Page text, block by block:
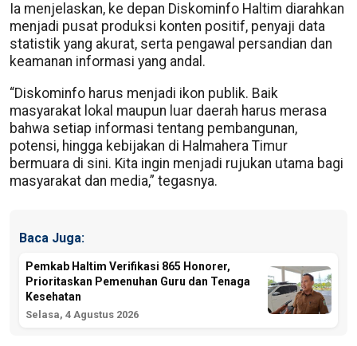
Ia menjelaskan, ke depan Diskominfo Haltim diarahkan
menjadi pusat produksi konten positif, penyaji data
statistik yang akurat, serta pengawal persandian dan
keamanan informasi yang andal.
“Diskominfo harus menjadi ikon publik. Baik
masyarakat lokal maupun luar daerah harus merasa
bahwa setiap informasi tentang pembangunan,
potensi, hingga kebijakan di Halmahera Timur
bermuara di sini. Kita ingin menjadi rujukan utama bagi
masyarakat dan media,” tegasnya.
Baca Juga:
Pemkab Haltim Verifikasi 865 Honorer,
Prioritaskan Pemenuhan Guru dan Tenaga
Kesehatan
Selasa, 4 Agustus 2026